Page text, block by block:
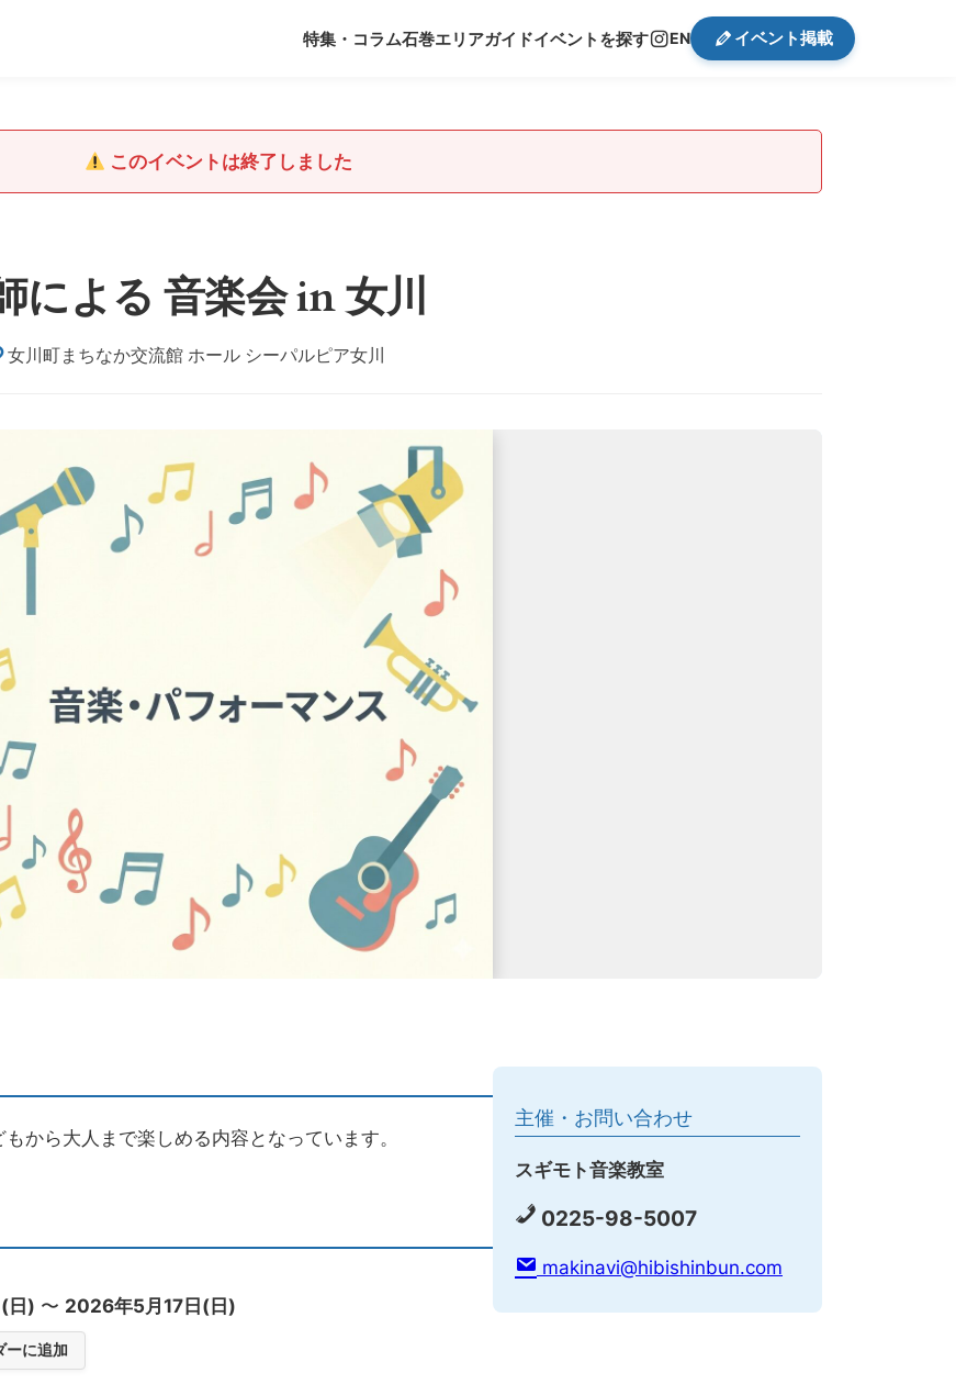
特集・コラム石巻エリアガイドイベントを探す EN イベント掲載
このイベントは終了しました
による 音楽会 in 女川
女川町まちなか交流館 ホール シーパルピア女川
から大人まで楽しめる内容となっています。
日) 〜 2026年5月17日(日)
に追加
主催・お問い合わせ
スギモト音楽教室
0225-98-5007
makinavi@hibishinbun.com